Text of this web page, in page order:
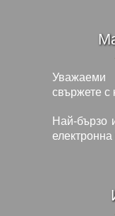
свържете с
Най-бързо